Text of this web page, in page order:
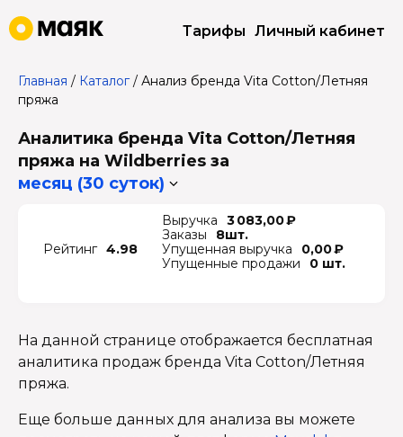
Тарифы Личный кабинет
Главная / Каталог/ Анализ бренда Vita Cotton/Летняя
пряжа
Аналитика бренда Vita Cotton/Летняя
пряжа на Wildberries за
месяц (30 суток)
Рейтинг 4.98
Выручка
3 083,00 ₽
Заказы
8шт.
Упущенная выручка
0,00 ₽
Упущенные продажи
0 шт.
На данной странице отображается бесплатная
аналитика продаж бренда Vita Cotton/Летняя
пряжа.
Еще больше данных для анализа вы можете